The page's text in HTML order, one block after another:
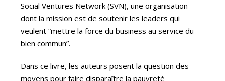
Social Ventures Network (SVN), une organisation
dont la mission est de soutenir les leaders qui
veulent “mettre la force du business au service du
bien commun”.
Dans ce livre, les auteurs posent la question des
moyens pour faire disparaître la pauvreté